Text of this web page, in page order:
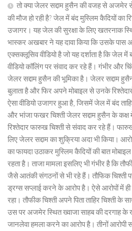
तो क्या जेलर सद्दाम हुसैन की वजह से
की मौज हो रही है? जेल में बंद मुस्लिम कैदियों का
उजागर। यह जेल की सुरक्षा के लिए खतरनाक
भास्कर अखबार ने यह दावा किया कि उसके
एक्सक्लूसिव वीडियो है जो यह दर्शाता है कि जेल
वीडियो कॉलिंग पर संवाद कर रहे हैं। गंभीर और
जेलर सद्दाम हुसैन की भूमिका है। जेलर सद्दाम
बुलाता है और फिर अपने मोबाइल से उनके
ऐसा वीडियो उजागर हुआ है, जिसमें जेल में बंद
और भांजा फखर चिश्ती जेलर सद्दाम हुसैन के
रिश्तेदार फारुख चिश्ती से संवाद कर रहे हैं।
लिए जेलर सद्दाम का शुक्रिया अदा भी किया।
का फायदा उठाकर मुस्लिम कैदियों की बात
रहता है। ताजा मामला इसलिए भी गंभीर है कि
जैसे आतंकी संगठनों से भी रहे हैं। तौफिक चिश्ती
ड्रग्स सप्लाई करने के आरोप है। ऐसे आरोपों में
रहा। तौफीक चिश्ती अपने पिता ताहिर चिश्ती
उस पर अजमेर स्थित ख्वाजा साहब की दरगाह के
जानलेवा हमला करने का आरोप है। तीनों